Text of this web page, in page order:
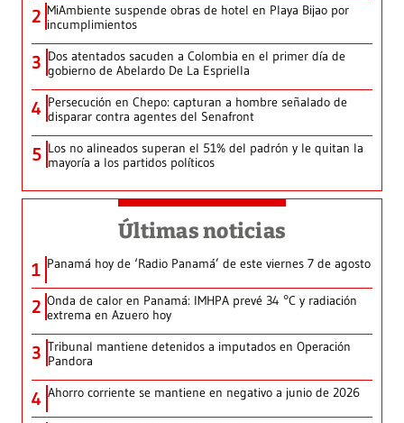
2 MiAmbiente suspende obras de hotel en Playa Bijao por
incumplimientos
3 Dos atentados sacuden a Colombia en el primer día de
gobierno de Abelardo De La Espriella
4 Persecución en Chepo: capturan a hombre señalado de
disparar contra agentes del Senafront
5 Los no alineados superan el 51% del padrón y le quitan la
mayoría a los partidos políticos
Últimas noticias
1 Panamá hoy de ‘Radio Panamá’ de este viernes 7 de agosto
2 Onda de calor en Panamá: IMHPA prevé 34 °C y radiación
extrema en Azuero hoy
3 Tribunal mantiene detenidos a imputados en Operación
Pandora
4 Ahorro corriente se mantiene en negativo a junio de 2026